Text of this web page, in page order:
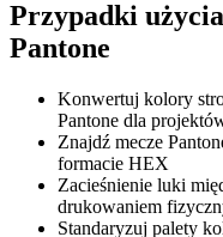
Przypadki
Pantone
Konwertuj kolory
Pantone dla
Znajdź mecze
formacie HEX
Zacieśnienie luki
drukowaniem
Standaryzuj palety